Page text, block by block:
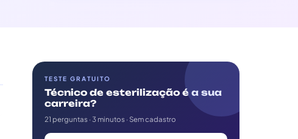
TESTE GRATUITO
Técnico de esterilização é a sua
carreira?
21 perguntas · 3 minutos · Sem cadastro